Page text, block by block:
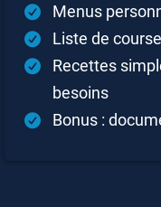
Menus
Liste de
Recettes
besoins
Bonus :